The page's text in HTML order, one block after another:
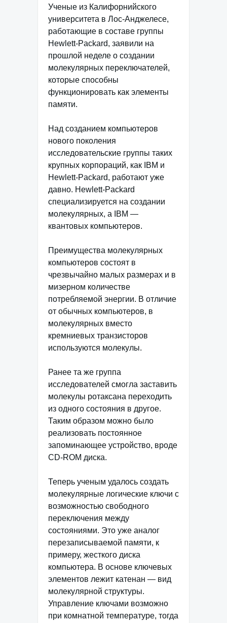
Ученые из Калифорнийского
университета в Лос-Анджелесе,
работающие в составе группы
Hewlett-Packard, заявили на
прошлой неделе о создании
молекулярных переключателей,
которые способны
функционировать как элементы
памяти.
Над созданием компьютеров
нового поколения
исследовательские группы таких
крупных корпораций, как IBM и
Hewlett-Packard, работают уже
давно. Hewlett-Packard
специализируется на создании
молекулярных, а IBM —
квантовых компьютеров.
Преимущества молекулярных
компьютеров состоят в
чрезвычайно малых размерах и в
мизерном количестве
потребляемой энергии. В отличие
от обычных компьютеров, в
молекулярных вместо
кремниевых транзисторов
используются молекулы.
Ранее та же группа
исследователей смогла заставить
молекулы ротаксана переходить
из одного состояния в другое.
Таким образом можно было
реализовать постоянное
запоминающее устройство, вроде
CD-ROM диска.
Теперь ученым удалось создать
молекулярные логические ключи с
возможностью свободного
переключения между
состояниями. Это уже аналог
перезаписываемой памяти, к
примеру, жесткого диска
компьютера. В основе ключевых
элементов лежит катенан — вид
молекулярной структуры.
Управление ключами возможно
при комнатной температуре, тогда